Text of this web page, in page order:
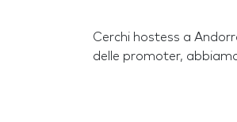
Cerchi hostess a
delle promoter,